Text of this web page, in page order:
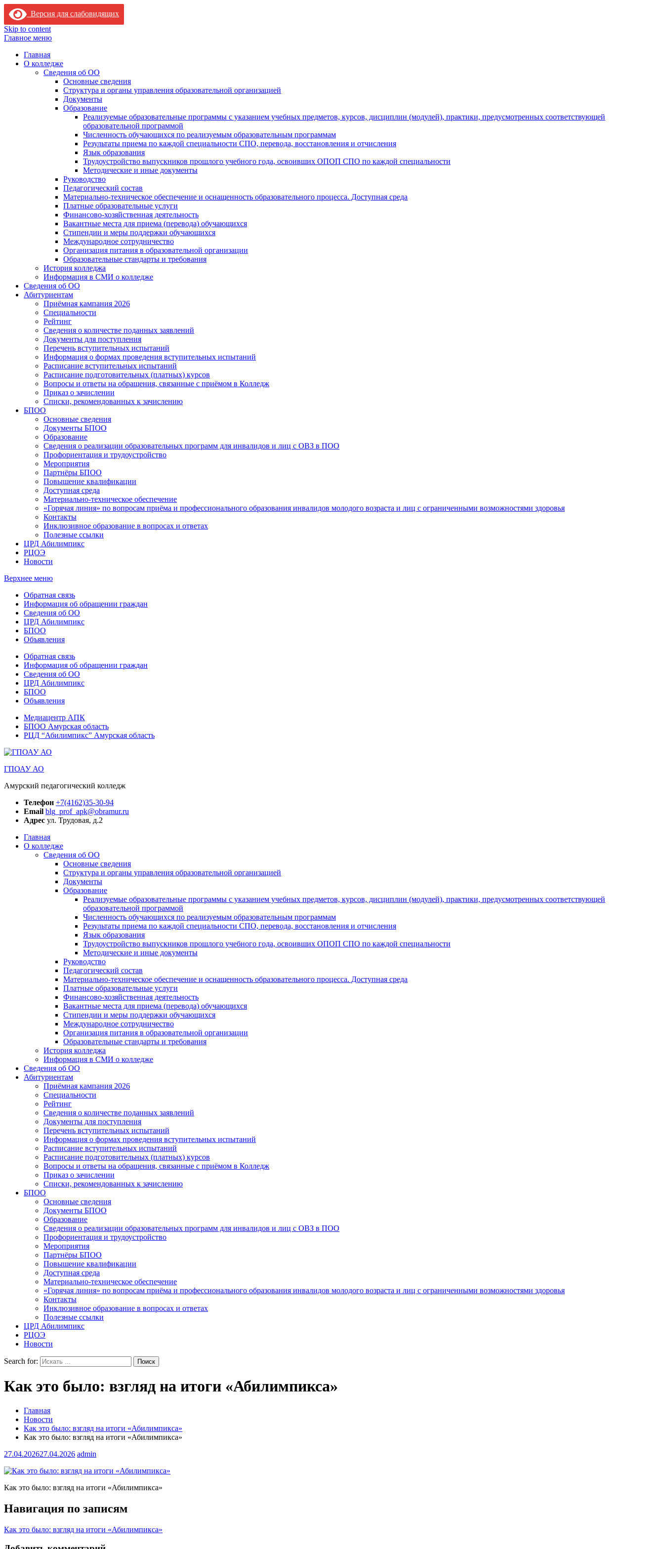
Версия для слабовидящих
Skip to content
Главное меню
Главная
О колледже
Сведения об ОО
Основные сведения
Структура и органы управления образовательной организацией
Документы
Образование
Реализуемые образовательные программы с указанием учебных предметов, курсов, дисциплин (модулей), практики, предусмотренных соответствующей
образовательной программой
Численность обучающихся по реализуемым образовательным программам
Результаты приема по каждой специальности СПО, перевода, восстановления и отчисления
Язык образования
Трудоустройство выпускников прошлого учебного года, освоивших ОПОП СПО по каждой специальности
Методические и иные документы
Руководство
Педагогический состав
Материально-техническое обеспечение и оснащенность образовательного процесса. Доступная среда
Платные образовательные услуги
Финансово-хозяйственная деятельность
Вакантные места для приема (перевода) обучающихся
Стипендии и меры поддержки обучающихся
Международное сотрудничество
Организация питания в образовательной организации
Образовательные стандарты и требования
История колледжа
Информация в СМИ о колледже
Сведения об ОО
Абитуриентам
Приёмная кампания 2026
Специальности
Рейтинг
Сведения о количестве поданных заявлений
Документы для поступления
Перечень вступительных испытаний
Информация о формах проведения вступительных испытаний
Расписание вступительных испытаний
Расписание подготовительных (платных) курсов
Вопросы и ответы на обращения, связанные с приёмом в Колледж
Приказ о зачислении
Списки, рекомендованных к зачислению
БПОО
Основные сведения
Документы БПОО
Образование
Сведения о реализации образовательных программ для инвалидов и лиц с ОВЗ в ПОО
Профориентация и трудоустройство
Мероприятия
Партнёры БПОО
Повышение квалификации
Доступная среда
Материально-техническое обеспечение
«Горячая линия» по вопросам приёма и профессионального образования инвалидов молодого возраста и лиц с ограниченными возможностями здоровья
Контакты
Инклюзивное образование в вопросах и ответах
Полезные ссылки
ЦРД Абилимпикс
РЦОЭ
Новости
Верхнее меню
Обратная связь
Информация об обращении граждан
Сведения об ОО
ЦРД Абилимпикс
БПОО
Объявления
Обратная связь
Информация об обращении граждан
Сведения об ОО
ЦРД Абилимпикс
БПОО
Объявления
Медиацентр АПК
БПОО Амурская область
РЦД “Абилимпикс” Амурская область
ГПОАУ АО
Амурский педагогический колледж
Телефон +7(4162)35-30-94
Email blg_prof_apk@obramur.ru
Адрес ул. Трудовая, д.2
Главная
О колледже
Сведения об ОО
Основные сведения
Структура и органы управления образовательной организацией
Документы
Образование
Реализуемые образовательные программы с указанием учебных предметов, курсов, дисциплин (модулей), практики, предусмотренных соответствующей
образовательной программой
Численность обучающихся по реализуемым образовательным программам
Результаты приема по каждой специальности СПО, перевода, восстановления и отчисления
Язык образования
Трудоустройство выпускников прошлого учебного года, освоивших ОПОП СПО по каждой специальности
Методические и иные документы
Руководство
Педагогический состав
Материально-техническое обеспечение и оснащенность образовательного процесса. Доступная среда
Платные образовательные услуги
Финансово-хозяйственная деятельность
Вакантные места для приема (перевода) обучающихся
Стипендии и меры поддержки обучающихся
Международное сотрудничество
Организация питания в образовательной организации
Образовательные стандарты и требования
История колледжа
Информация в СМИ о колледже
Сведения об ОО
Абитуриентам
Приёмная кампания 2026
Специальности
Рейтинг
Сведения о количестве поданных заявлений
Документы для поступления
Перечень вступительных испытаний
Информация о формах проведения вступительных испытаний
Расписание вступительных испытаний
Расписание подготовительных (платных) курсов
Вопросы и ответы на обращения, связанные с приёмом в Колледж
Приказ о зачислении
Списки, рекомендованных к зачислению
БПОО
Основные сведения
Документы БПОО
Образование
Сведения о реализации образовательных программ для инвалидов и лиц с ОВЗ в ПОО
Профориентация и трудоустройство
Мероприятия
Партнёры БПОО
Повышение квалификации
Доступная среда
Материально-техническое обеспечение
«Горячая линия» по вопросам приёма и профессионального образования инвалидов молодого возраста и лиц с ограниченными возможностями здоровья
Контакты
Инклюзивное образование в вопросах и ответах
Полезные ссылки
ЦРД Абилимпикс
РЦОЭ
Новости
Search for:
Как это было: взгляд на итоги «Абилимпикса»
Главная
Новости
Как это было: взгляд на итоги «Абилимпикса»
Как это было: взгляд на итоги «Абилимпикса»
27.04.202627.04.2026 admin
Как это было: взгляд на итоги «Абилимпикса»
Навигация по записям
Как это было: взгляд на итоги «Абилимпикса»